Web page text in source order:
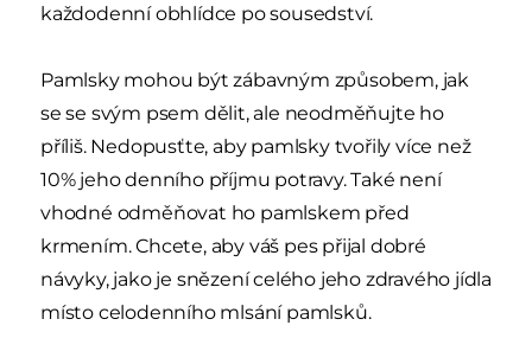
každodenní obhlídce po sousedství.
Pamlsky mohou být zábavným způsobem, jak
se se svým psem dělit, ale neodměňujte ho
příliš. Nedopusťte, aby pamlsky tvořily více než
10% jeho denního příjmu potravy. Také není
vhodné odměňovat ho pamlskem před
krmením. Chcete, aby váš pes přijal dobré
návyky, jako je snězení celého jeho zdravého jídla
místo celodenního mlsání pamlsků.